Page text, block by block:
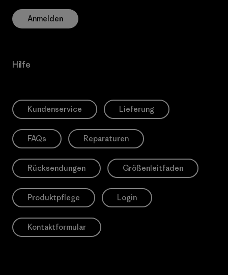
Anmelden
Hilfe
Kundenservice Lieferung
FAQs Reparaturen
Rücksendungen Größenleitfaden
Produktpflege Login
Kontaktformular